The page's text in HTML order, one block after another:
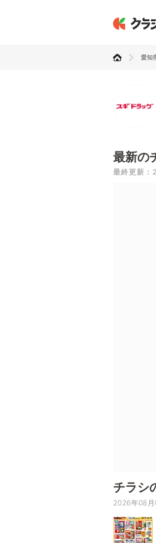
愛知
最新の
最終更新
チラシ
2026年08